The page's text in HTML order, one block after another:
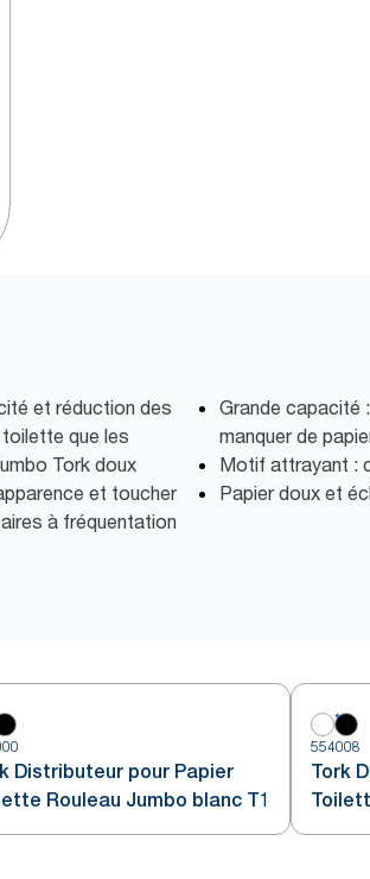
et réduction des
que les
Tork doux
et toucher
à fréquentation
Grande capacité
manquer de
Motif attrayant :
Papier doux et
Distributeur pour Papier
Rouleau Jumbo blanc T1
554008
Tork